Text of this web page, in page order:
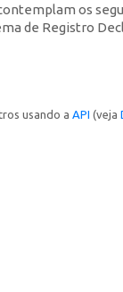
os
de Registro
usando a API (veja